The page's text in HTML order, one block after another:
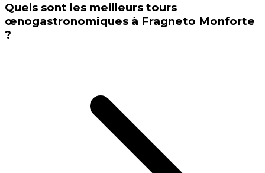
Quels sont les meilleurs tours
œnogastronomiques à Fragneto Monforte
?